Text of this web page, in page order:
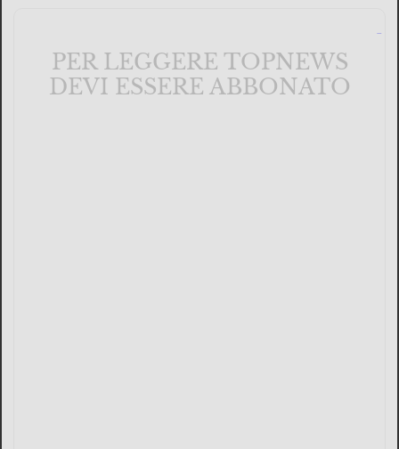
PER LEGGERE TOPNEWS
DEVI ESSERE ABBONATO